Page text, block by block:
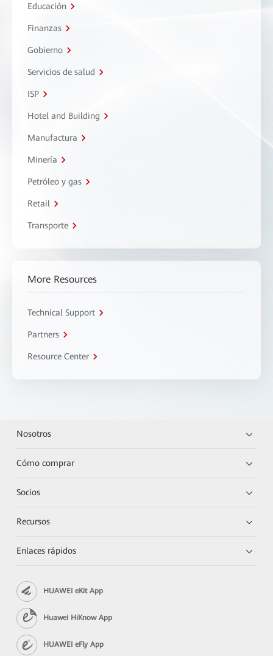
Educación
Finanzas
Gobierno
Servicios de salud
ISP
Hotel and Building
Manufactura
Minería
Petróleo y gas
Retail
Transporte
More Resources
Technical Support
Partners
Resource Center
Nosotros
Cómo comprar
Socios
Recursos
Enlaces rápidos
HUAWEI eKit App
Huawei HiKnow App
HUAWEI eFly App